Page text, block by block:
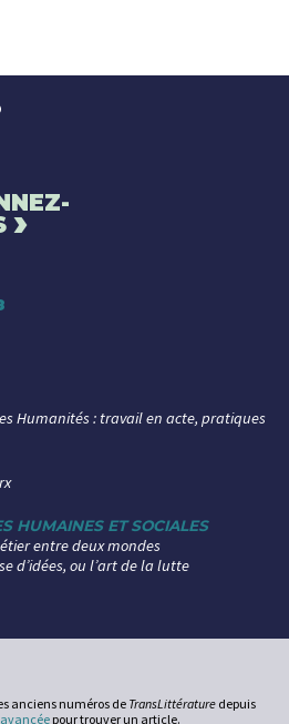
›
Humanités : travail en acte, pratiques
HUMAINES ET SOCIALES
entre deux mondes
d’idées, ou l’art de la lutte
queer » : un concept importé ?
la traduction automatique en sciences
anciens numéros de TransLittérature depuis
pour trouver un article.